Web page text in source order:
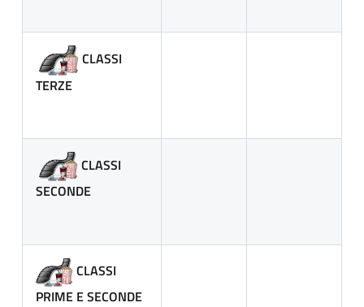
CLASSI
TERZE
CLASSI
SECONDE
CLASSI
PRIME E SECONDE